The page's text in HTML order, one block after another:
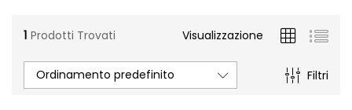
1 Prodotti Trovati Visualizzazione
Filtri
Ordinamento predefinito